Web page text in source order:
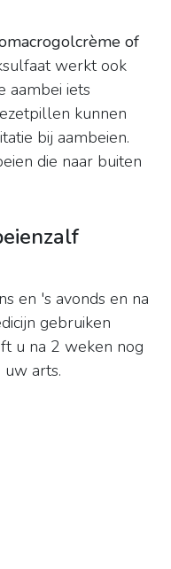
of
werkt ook
aambei iets
kunnen
bij aambeien.
die naar buiten
en 's avonds en na
gebruiken
u na 2 weken nog
uw arts.